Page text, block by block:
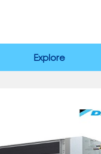
Explore